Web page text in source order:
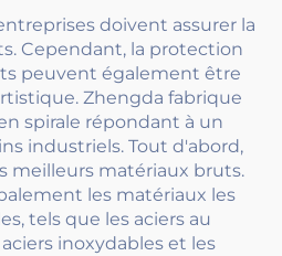
tendeurs
doivent assurer la
Cependant, la protection
peuvent également être
Zhengda fabrique
spirale répondant à un
industriels. Tout d'abord,
meilleurs matériaux bruts.
les matériaux les
tels que les aciers au
inoxydables et les